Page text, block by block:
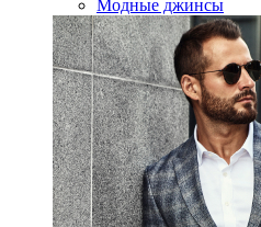
Модные джинсы